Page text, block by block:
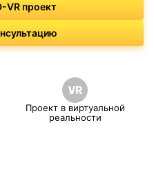
Заказать 3D-VR проект
Проект в виртуальной
реальности